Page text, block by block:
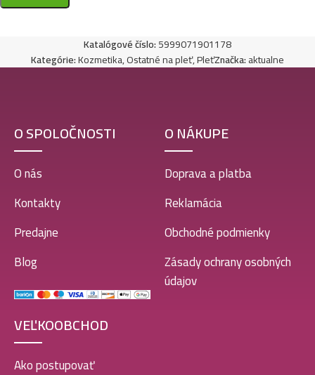
Katalógové číslo:5999071901178
Kategórie:Kozmetika,Ostatné na pleť,PleťZnačka:aktualne
O SPOLOČNOSTI
O nás
Kontakty
Predajne
Blog
O NÁKUPE
Doprava a platba
Reklamácia
Obchodné podmienky
Zásady ochrany osobných
údajov
VEĽKOOBCHOD
Ako postupovať